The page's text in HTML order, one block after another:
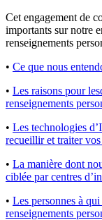
Cet engagement de
importants sur notre
renseignements
• Ce que nous
• Les raisons pour
renseignements
• Les technologies
recueillir et traiter
• La manière dont
ciblée par centres
• Les personnes à
renseignements